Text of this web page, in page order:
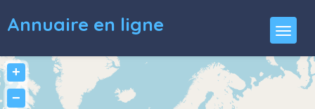
Annuaire en ligne
+
−